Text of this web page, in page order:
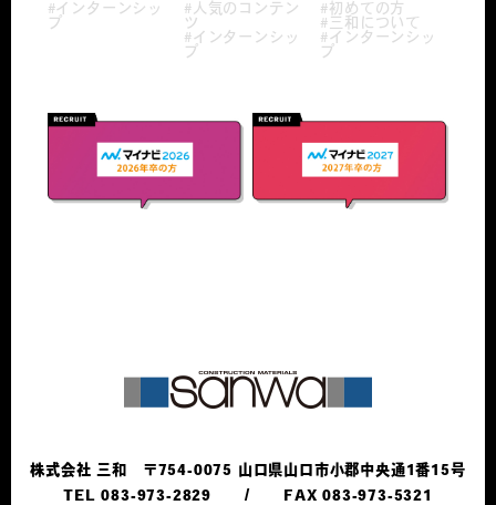
#インターンシッ
プ
#人気のコンテン
ツ
#インターンシッ
プ
#初めての方
#三和について
#インターンシッ
プ
株式会社 三和 〒754-0075 山口県山口市小郡中央通1番15号
TEL 083-973-2829
FAX 083-973-5321